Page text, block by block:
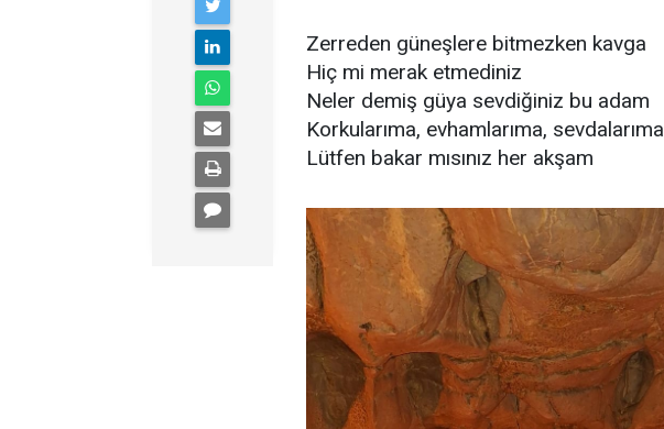
Zerreden güneşlere bitmezken kavga
Hiç mi merak etmediniz
Neler demiş güya sevdiğiniz bu adam
Korkularıma, evhamlarıma, sevdalarıma
Lütfen bakar mısınız her akşam